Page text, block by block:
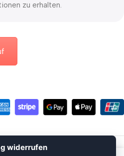
zu erhalten.
widerrufen
widerrufen